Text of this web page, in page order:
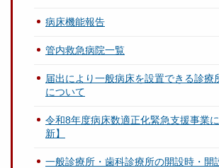
病床機能報告
管内救急病院一覧
届出により一般病床を設置できる診療
について
令和8年度病床数適正化緊急支援事業
新】
一般診療所・歯科診療所の開設時・開